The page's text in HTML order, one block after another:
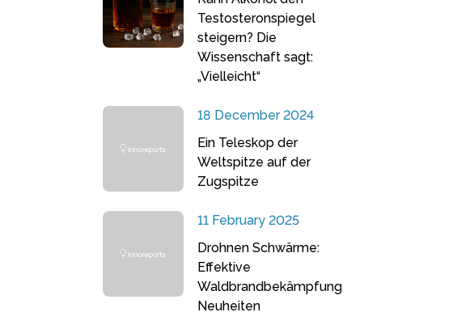
Testosteronspiegel
steigern? Die
Wissenschaft sagt:
„Vielleicht“
18 December 2024
Ein Teleskop der
Weltspitze auf der
Zugspitze
11 February 2025
Drohnen Schwärme:
Effektive
Waldbrandbekämpfung
Neuheiten